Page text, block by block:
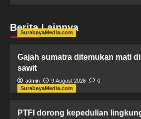
Berita Lainnya
SurabayaMedia.com
Gajah sumatra ditemukan mati
sawit
admin 9 August 2026
0
SurabayaMedia.com
PTFI dorong kepedulian